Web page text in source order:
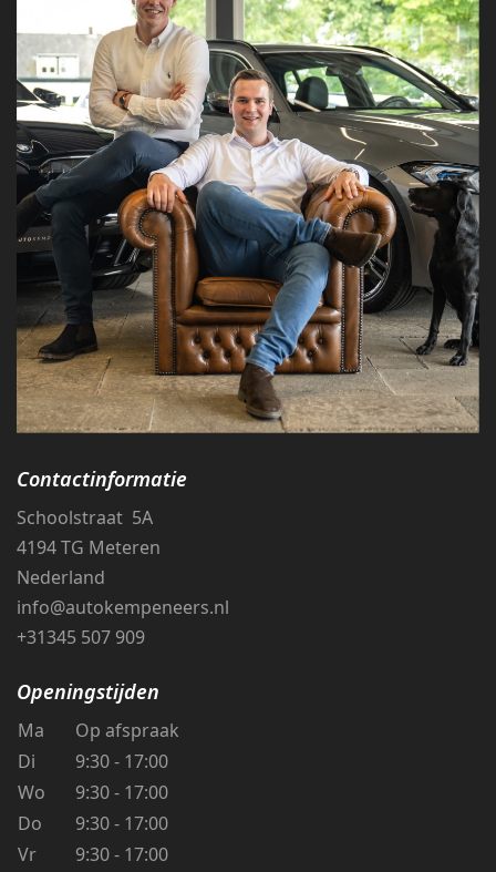
Contactinformatie
Schoolstraat 5A
4194 TG Meteren
Nederland
info@autokempeneers.nl
+31345 507 909
Openingstijden
Ma
Op afspraak
Di
9:30 - 17:00
Wo
9:30 - 17:00
Do
9:30 - 17:00
Vr
9:30 - 17:00